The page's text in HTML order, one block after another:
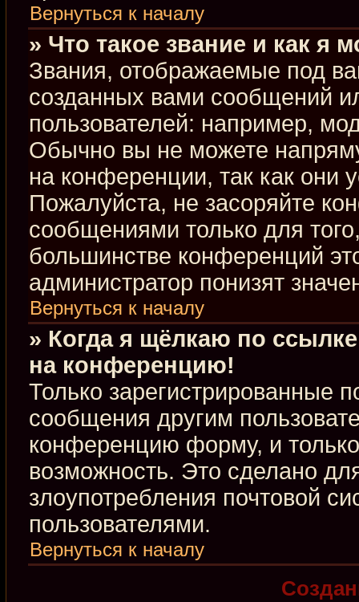
Вернуться к началу
» Что такое звание и как я
Звания, отображаемые под
созданных вами сообщений
пользователей: например,
Обычно вы не можете
на конференции, так как они
Пожалуйста, не засоряйте
сообщениями только для
большинстве конференций
администратор понизят
Вернуться к началу
» Когда я щёлкаю по
на конференцию!
Только зарегистрированные
сообщения другим
конференцию форму, и
возможность. Это сделано
злоупотребления почтовой
пользователями.
Вернуться к началу